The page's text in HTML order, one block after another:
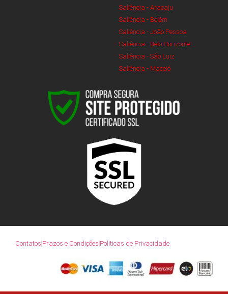
Saliência - Aracaju
Saliência - Belém
Saliência - João Pessoa
Saliência - Belo Horizonte
Saliência - São Luiz
Saliência - Maceió
Contatos Prazos e Condições Politicas de Privacidade